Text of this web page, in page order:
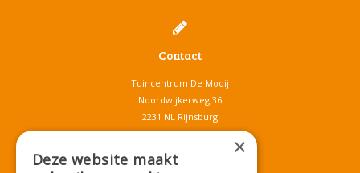
Contact
Tuincentrum De Mooij
Noordwijkerweg 36
2231 NL Rijnsburg
T.071-4080959
info@tuincentrumdemooij.nl
×
Deze website maakt